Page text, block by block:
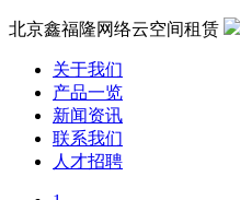
北京鑫福隆网络云空间租赁
关于我们
产品一览
新闻资讯
联系我们
人才招聘